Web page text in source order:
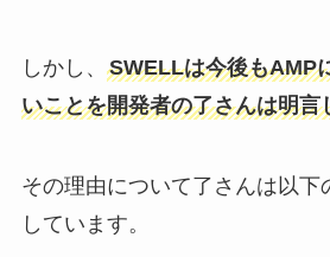
しかし、 SWELLは今後もAMP
いことを開発者の了さんは明言
その理由について了さんは以下
しています。